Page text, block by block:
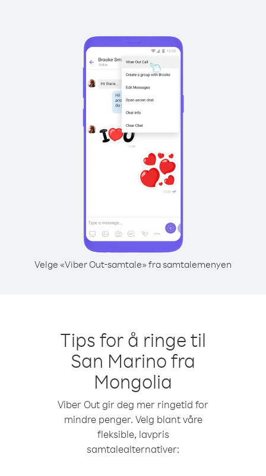
Velge «Viber Out-samtale» fra samtalemenyen
Tips for å ringe til
San Marino fra
Mongolia
Viber Out gir deg mer ringetid for
mindre penger. Velg blant våre
fleksible, lavpris
samtalealternativer: